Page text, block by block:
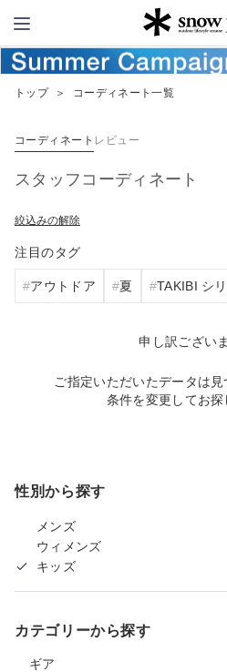
Snow
トップ ＞ コーディネート一覧
コーディネート レビュー
スタッフコーディネート
絞込みの解除
注目のタグ
アウトドア 夏 TAKIBI シ
申し訳ござい
ご指定いただいたデータは見
条件を変更してお探
性別から探す
メンズ
ウィメンズ
キッズ
カテゴリーから探す
ギア